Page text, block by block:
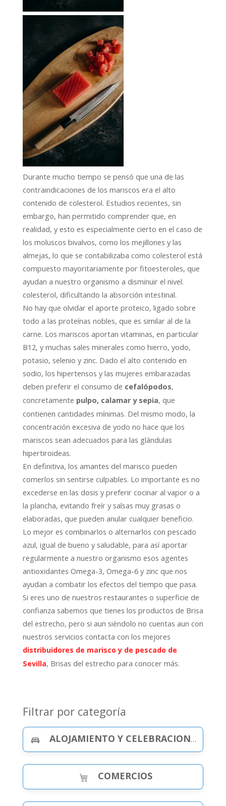
Durante mucho tiempo se pensó que una de las
contraindicaciones de los mariscos era el alto
contenido de colesterol. Estudios recientes, sin
embargo, han permitido comprender que, en
realidad, y esto es especialmente cierto en el caso de
los moluscos bivalvos, como los mejillones y las
almejas, lo que se contabilizaba como colesterol está
compuesto mayoritariamente por fitoesteroles, que
ayudan a nuestro organismo a disminuir el nivel.
colesterol, dificultando la absorción intestinal.
No hay que olvidar el aporte proteico, ligado sobre
todo a las proteínas nobles, que es similar al de la
carne. Los mariscos aportan vitaminas, en particular
B12, y muchas sales minerales como hierro, yodo,
potasio, selenio y zinc. Dado el alto contenido en
sodio, los hipertensos y las mujeres embarazadas
deben preferir el consumo de cefalópodos,
concretamente pulpo, calamar y sepia, que
contienen cantidades mínimas. Del mismo modo, la
concentración excesiva de yodo no hace que los
mariscos sean adecuados para las glándulas
hipertiroideas.
En definitiva, los amantes del marisco pueden
comerlos sin sentirse culpables. Lo importante es no
excederse en las dosis y preferir cocinar al vapor o a
la plancha, evitando freír y salsas muy grasas o
elaboradas, que pueden anular cualquier beneficio.
Lo mejor es combinarlos o alternarlos con pescado
azul, igual de bueno y saludable, para así aportar
regularmente a nuestro organismo esos agentes
antioxidantes Omega-3, Omega-6 y zinc que nos
ayudan a combatir los efectos del tiempo que pasa.
Si eres uno de nuestros restaurantes o superficie de
confianza sabemos que tienes los productos de Brisa
del estrecho, pero si aun siéndolo no cuentas aun con
nuestros servicios contacta con los mejores
distribuidores de marisco y de pescado de
Sevilla, Brisas del estrecho para conocer más.
Filtrar por categoría
ALOJAMIENTO Y CELEBRACIONES
COMERCIOS